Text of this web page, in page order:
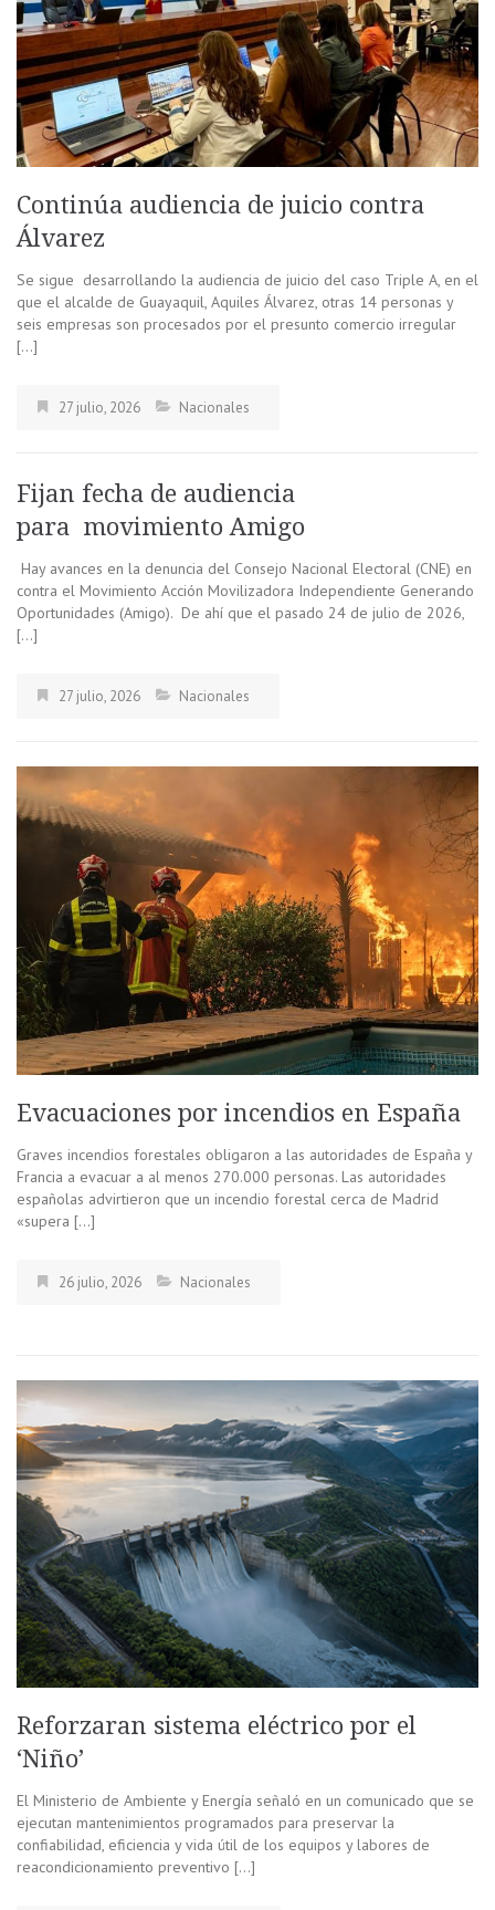
Continúa audiencia de juicio contra
Álvarez
Se sigue desarrollando la audiencia de juicio del caso Triple A, en el
que el alcalde de Guayaquil, Aquiles Álvarez, otras 14 personas y
seis empresas son procesados por el presunto comercio irregular
[…]
27 julio, 2026 Nacionales
Fijan fecha de audiencia
para movimiento Amigo
Hay avances en la denuncia del Consejo Nacional Electoral (CNE) en
contra el Movimiento Acción Movilizadora Independiente Generando
Oportunidades (Amigo). De ahí que el pasado 24 de julio de 2026,
[…]
27 julio, 2026 Nacionales
Evacuaciones por incendios en España
Graves incendios forestales obligaron a las autoridades de España y
Francia a evacuar a al menos 270.000 personas. Las autoridades
españolas advirtieron que un incendio forestal cerca de Madrid
«supera […]
26 julio, 2026 Nacionales
Reforzaran sistema eléctrico por el
‘Niño’
El Ministerio de Ambiente y Energía señaló en un comunicado que se
ejecutan mantenimientos programados para preservar la
confiabilidad, eficiencia y vida útil de los equipos y labores de
reacondicionamiento preventivo […]